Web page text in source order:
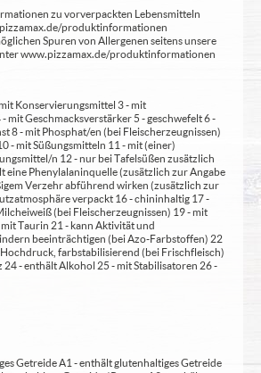
zu vorverpackten Lebensmitteln
produktinformationen
Spuren von Allergenen seitens unsere
www.pizzamax.de/produktinformationen
Konservierungsmittel 3 - mit
mit Geschmacksverstärker 5 - geschwefelt 6 -
8 - mit Phosphat/en (bei Fleischerzeugnissen)
- mit Süßungsmitteln 11 - mit (einer)
n 12 - nur bei Tafelsüßen zusätzlich
eine Phenylalaninquelle (zusätzlich zur Angabe
Verzehr abführend wirken (zusätzlich zur
verpackt 16 - chininhaltig 17 -
(bei Fleischerzeugnissen) 19 - mit
Taurin 21 - kann Aktivität und
beeinträchtigen (bei Azo-Farbstoffen) 22
farbstabilisierend (bei Frischfleisch)
- enthält Alkohol 25 - mit Stabilisatoren 26 -
Getreide A1 - enthält glutenhaltiges Getreide